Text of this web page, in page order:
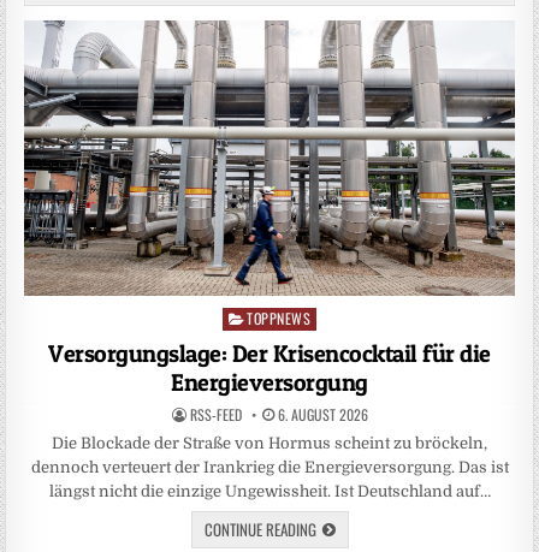
Posted
in
TOPPNEWS
Versorgungslage: Der Krisencocktail für die
Energieversorgung
RSS-FEED 6. AUGUST 2026
Die Blockade der Straße von Hormus scheint zu bröckeln,
dennoch verteuert der Irankrieg die Energieversorgung. Das ist
längst nicht die einzige Ungewissheit. Ist Deutschland auf…
CONTINUE READING